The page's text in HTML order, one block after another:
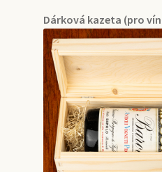
Dárková kazeta (pro